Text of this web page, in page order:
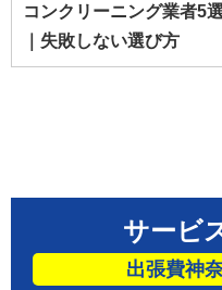
コンクリーニング業者5選
｜失敗しない選び方
サービ
出張費神